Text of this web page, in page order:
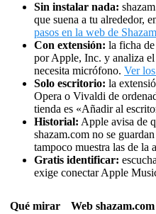
Sin instalar nada:
que suena a tu alrededor,
pasos en la web de Shazam
Con extensión: la ficha
por Apple, Inc. y analiza
necesita micrófono. Ver
Solo escritorio: la
Opera o Vivaldi de
tienda es «Añadir al
Historial: Apple avisa de
shazam.com no se
tampoco muestra las de la
Gratis identificar:
exige conectar Apple
Qué mirar Web shazam.com